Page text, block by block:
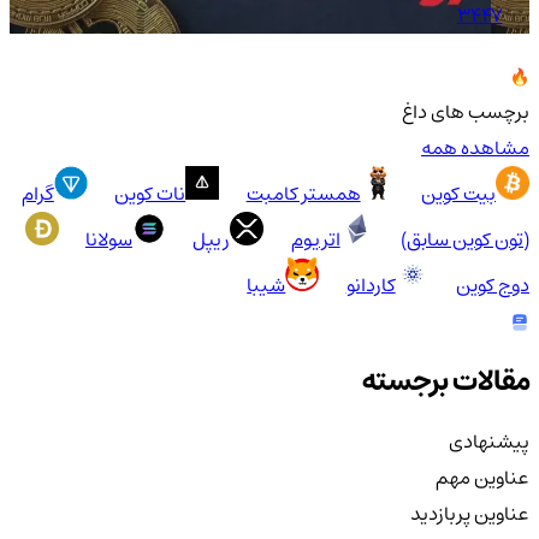
3447
برچسب های داغ
مشاهده همه
بیت کوین
همستر کامبت نات کوین
گرام
(تون کوین سابق)
اتریوم ریپل
سولانا
دوج کوین
کاردانو شیبا
مقالات برجسته
پیشنهادی
عناوین مهم
عناوین پربازدید